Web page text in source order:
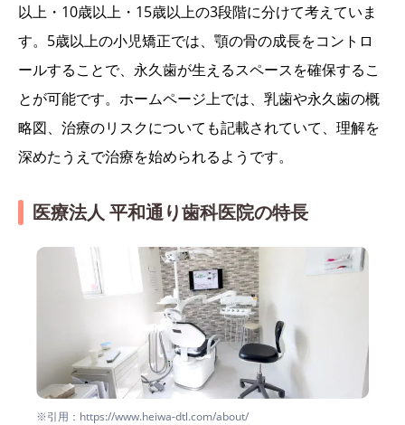
以上・10歳以上・15歳以上の3段階に分けて考えていま
す。5歳以上の小児矯正では、顎の骨の成長をコントロ
ールすることで、永久歯が生えるスペースを確保するこ
とが可能です。ホームページ上では、乳歯や永久歯の概
略図、治療のリスクについても記載されていて、理解を
深めたうえで治療を始められるようです。
医療法人 平和通り歯科医院の特長
※引用：https://www.heiwa-dtl.com/about/